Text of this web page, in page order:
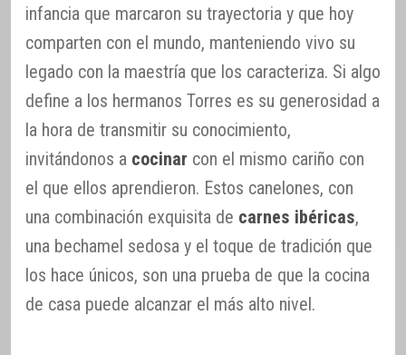
infancia que marcaron su trayectoria y que hoy
comparten con el mundo, manteniendo vivo su
legado con la maestría que los caracteriza. Si algo
define a los hermanos Torres es su generosidad a
la hora de transmitir su conocimiento,
invitándonos a cocinar con el mismo cariño con
el que ellos aprendieron. Estos canelones, con
una combinación exquisita de carnes ibéricas,
una bechamel sedosa y el toque de tradición que
los hace únicos, son una prueba de que la cocina
de casa puede alcanzar el más alto nivel.